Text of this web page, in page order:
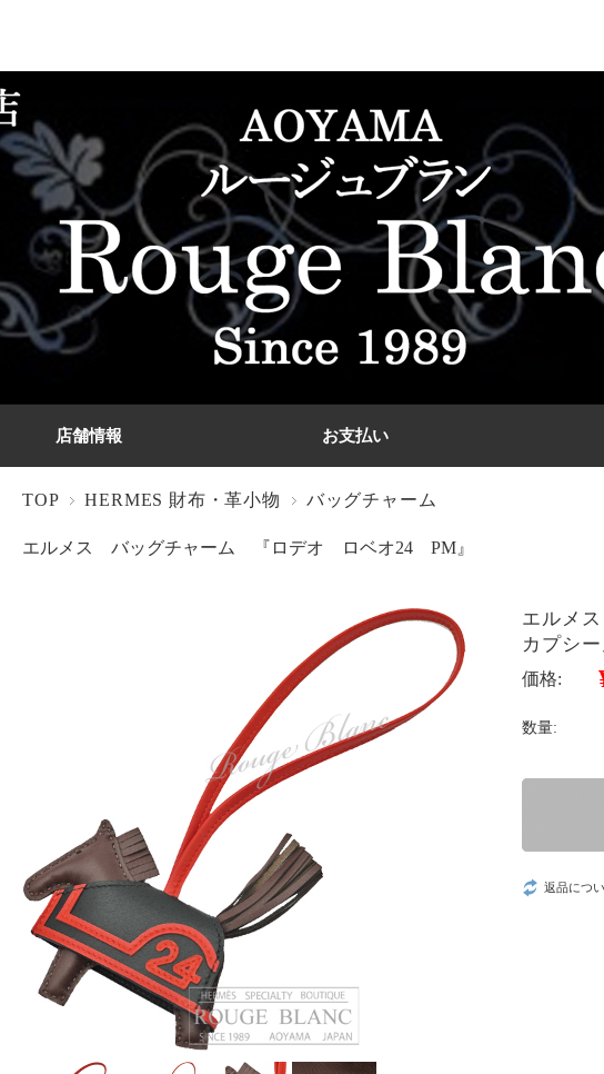
店舗情報 お支払い
TOP HERMES 財布・革小物 バッグチャーム
エルメス バッグチャーム 『ロデオ ロベオ24 PM』
エルメ
カプシ
価格:
数量:
返品につ